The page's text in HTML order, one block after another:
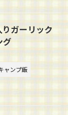
りガーリック
グ
ャンプ飯